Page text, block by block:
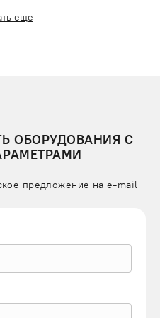
и нагрузки на
ЛИФТОВ КАТАЛОГА
в любом месте здания.
или двухсторонним
обшивка кабины выполнена
еще
ОБОРУДОВАНИЯ С
предложение на e-mail